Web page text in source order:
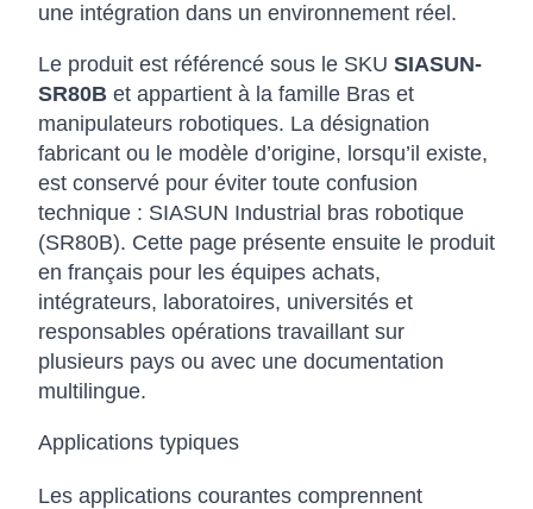
une intégration dans un environnement réel.
Le produit est référencé sous le SKU SIASUN-
SR80B et appartient à la famille Bras et
manipulateurs robotiques. La désignation
fabricant ou le modèle d’origine, lorsqu’il existe,
est conservé pour éviter toute confusion
technique : SIASUN Industrial bras robotique
(SR80B). Cette page présente ensuite le produit
en français pour les équipes achats,
intégrateurs, laboratoires, universités et
responsables opérations travaillant sur
plusieurs pays ou avec une documentation
multilingue.
Applications typiques
Les applications courantes comprennent